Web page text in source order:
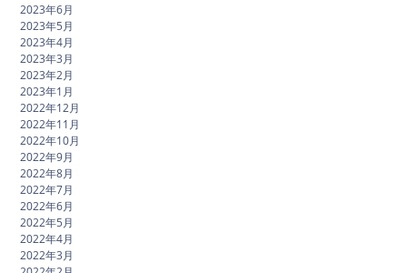
2023年6月
2023年5月
2023年4月
2023年3月
2023年2月
2023年1月
2022年12月
2022年11月
2022年10月
2022年9月
2022年8月
2022年7月
2022年6月
2022年5月
2022年4月
2022年3月